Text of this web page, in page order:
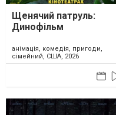
Щенячий патруль:
Динофільм
анімація, комедія, пригоди,
сімейний, США, 2026